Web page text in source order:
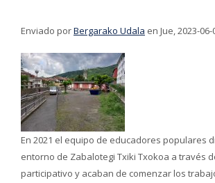
Enviado porBergarako Udala en Jue, 2023-06-
En 2021 el equipo de educadores populares
entorno de Zabalotegi Txiki Txokoa a través
participativo y acaban de comenzar los